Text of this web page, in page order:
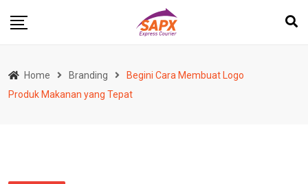
Home Branding
Begini Cara Membuat Logo
Produk Makanan yang Tepat